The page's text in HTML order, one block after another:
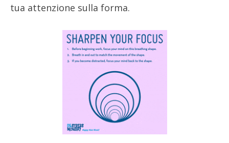
tua attenzione sulla forma.